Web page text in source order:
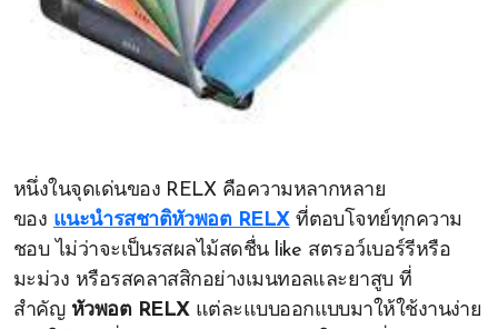
หนึ่งในจุดเด่นของ RELX คือความหลากหลาย
ของ แนะนำรสชาติหัวพอต RELXที่ตอบโจทย์ทุกความ
ชอบ ไม่ว่าจะเป็นรสผลไม้สดชื่น like สตรอว์เบอร์รีหรือ
มะม่วง หรือรสคลาสสิกอย่างเมนทอลและยาสูบ ที่
สำคัญ หัวพอต RELXแต่ละแบบออกแบบมาให้ใช้งานง่าย